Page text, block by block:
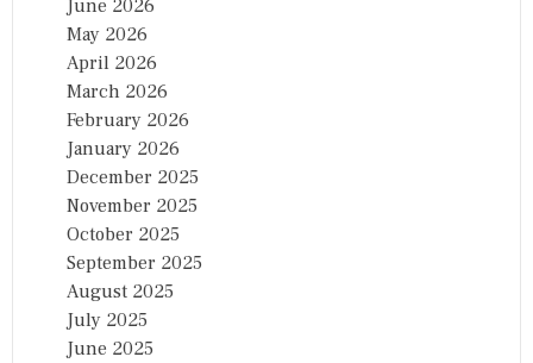
June 2026
May 2026
April 2026
March 2026
February 2026
January 2026
December 2025
November 2025
October 2025
September 2025
August 2025
July 2025
June 2025